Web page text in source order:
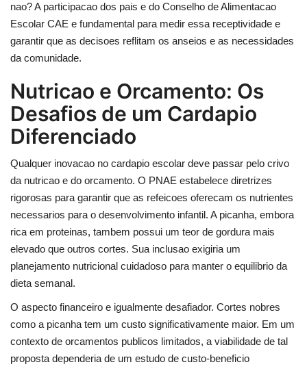
nao? A participacao dos pais e do Conselho de Alimentacao
Escolar CAE e fundamental para medir essa receptividade e
garantir que as decisoes reflitam os anseios e as necessidades
da comunidade.
Nutricao e Orcamento: Os
Desafios de um Cardapio
Diferenciado
Qualquer inovacao no cardapio escolar deve passar pelo crivo
da nutricao e do orcamento. O PNAE estabelece diretrizes
rigorosas para garantir que as refeicoes oferecam os nutrientes
necessarios para o desenvolvimento infantil. A picanha, embora
rica em proteinas, tambem possui um teor de gordura mais
elevado que outros cortes. Sua inclusao exigiria um
planejamento nutricional cuidadoso para manter o equilibrio da
dieta semanal.
O aspecto financeiro e igualmente desafiador. Cortes nobres
como a picanha tem um custo significativamente maior. Em um
contexto de orcamentos publicos limitados, a viabilidade de tal
proposta dependeria de um estudo de custo-beneficio